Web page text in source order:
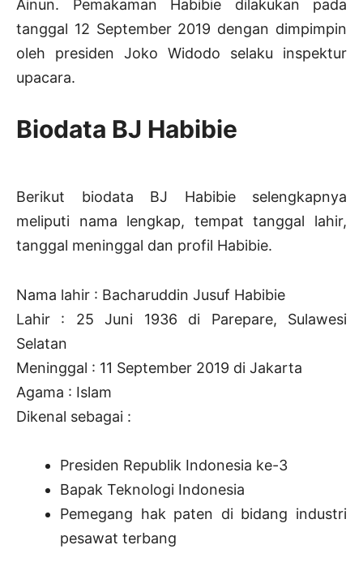
Ainun. Pemakaman Habibie dilakukan pada
tanggal 12 September 2019 dengan dimpimpin
oleh presiden Joko Widodo selaku inspektur
upacara.
Biodata BJ Habibie
Berikut biodata BJ Habibie selengkapnya
meliputi nama lengkap, tempat tanggal lahir,
tanggal meninggal dan profil Habibie.
Nama lahir : Bacharuddin Jusuf Habibie
Lahir : 25 Juni 1936 di Parepare, Sulawesi
Selatan
Meninggal : 11 September 2019 di Jakarta
Agama : Islam
Dikenal sebagai :
Presiden Republik Indonesia ke-3
Bapak Teknologi Indonesia
Pemegang hak paten di bidang industri
pesawat terbang